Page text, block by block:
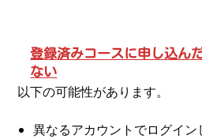
登録済みコースに申し込ん
ない
以下の可能性があります。
異なるアカウントでログイン